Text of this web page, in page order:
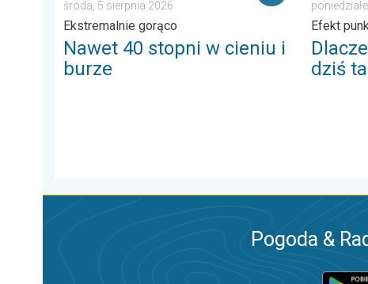
środa, 5 sierpnia 2026
Ekstremalnie gorąco
Nawet 40 stopni w cieniu i
burze
Efekt
dziś
Pogoda &